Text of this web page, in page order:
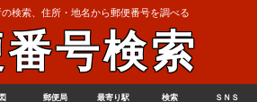
検索、住所・地名から郵便番号を調べる
号検索
郵便局 最寄り駅 検索 ＳＮＳ